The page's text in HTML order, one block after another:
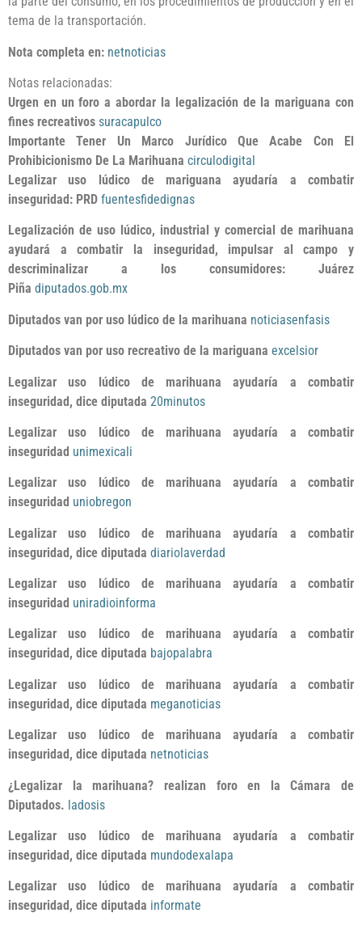
tema de la transportación.
Nota completa en: netnoticias
Notas relacionadas:
Urgen en un foro a abordar la legalización de la mariguana con
fines recreativos suracapulco
Importante Tener Un Marco Jurídico Que Acabe Con El
Prohibicionismo De La Marihuana circulodigital
Legalizar uso lúdico de mariguana ayudaría a combatir
inseguridad: PRD fuentesfidedignas
Legalización de uso lúdico, industrial y comercial de marihuana
ayudará a combatir la inseguridad, impulsar al campo y
descriminalizar a los consumidores: Juárez
Piña diputados.gob.mx
Diputados van por uso lúdico de la marihuana noticiasenfasis
Diputados van por uso recreativo de la mariguana excelsior
Legalizar uso lúdico de marihuana ayudaría a combatir
inseguridad, dice diputada 20minutos
Legalizar uso lúdico de marihuana ayudaría a combatir
inseguridad unimexicali
Legalizar uso lúdico de marihuana ayudaría a combatir
inseguridad uniobregon
Legalizar uso lúdico de marihuana ayudaría a combatir
inseguridad, dice diputada diariolaverdad
Legalizar uso lúdico de marihuana ayudaría a combatir
inseguridad uniradioinforma
Legalizar uso lúdico de marihuana ayudaría a combatir
inseguridad, dice diputada bajopalabra
Legalizar uso lúdico de marihuana ayudaría a combatir
inseguridad, dice diputada meganoticias
Legalizar uso lúdico de marihuana ayudaría a combatir
inseguridad, dice diputada netnoticias
¿Legalizar la marihuana? realizan foro en la Cámara de
Diputados. ladosis
Legalizar uso lúdico de marihuana ayudaría a combatir
inseguridad, dice diputada mundodexalapa
Legalizar uso lúdico de marihuana ayudaría a combatir
inseguridad, dice diputada informate